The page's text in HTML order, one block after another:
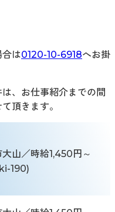
は0120-10-6918へお掛
、お仕事紹介までの間
頂きます。
山／時給1,450円～
190)